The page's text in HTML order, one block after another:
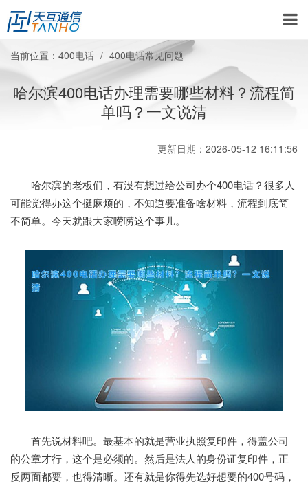
当前位置： 400电话 400电话常见问题
哈尔滨400电话办理需要哪些材料？流程简
单吗？一文说清
更新日期：2026-05-12 16:11:56
哈尔滨的老板们，有没有想过给公司办个400电话？很多人
可能觉得办这个挺麻烦的，不知道要准备啥材料，流程到底简
不简单。今天就跟大家唠唠这个事儿。
首先说材料吧。最基本的就是营业执照复印件，得盖公司
的公章才行，这个是必须的。然后是法人的身份证复印件，正
反两面都要，也得清晰。还有就是你得先选好想要的400号码，